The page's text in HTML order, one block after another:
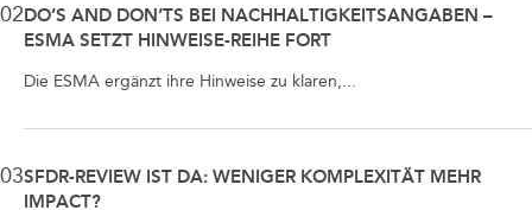
02 DO’S AND DON’TS BEI NACHHALTIGKEITSANGABEN –
ESMA SETZT HINWEISE-REIHE FORT
Die ESMA ergänzt ihre Hinweise zu klaren,...
03SFDR-REVIEW IST DA: WENIGER KOMPLEXITÄT MEHR
IMPACT?